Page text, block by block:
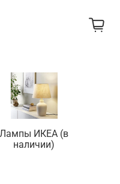
Лампы ИКЕА (в
наличии)